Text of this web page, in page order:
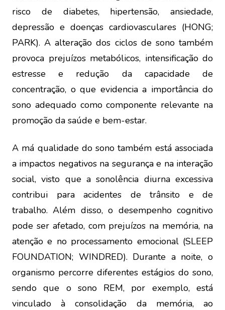
risco de diabetes, hipertensão, ansiedade,
depressão e doenças cardiovasculares (HONG;
PARK). A alteração dos ciclos de sono também
provoca prejuízos metabólicos, intensificação do
estresse e redução da capacidade de
concentração, o que evidencia a importância do
sono adequado como componente relevante na
promoção da saúde e bem-estar.
A má qualidade do sono também está associada
a impactos negativos na segurança e na interação
social, visto que a sonolência diurna excessiva
contribui para acidentes de trânsito e de
trabalho. Além disso, o desempenho cognitivo
pode ser afetado, com prejuízos na memória, na
atenção e no processamento emocional (SLEEP
FOUNDATION; WINDRED). Durante a noite, o
organismo percorre diferentes estágios do sono,
sendo que o sono REM, por exemplo, está
vinculado à consolidação da memória, ao